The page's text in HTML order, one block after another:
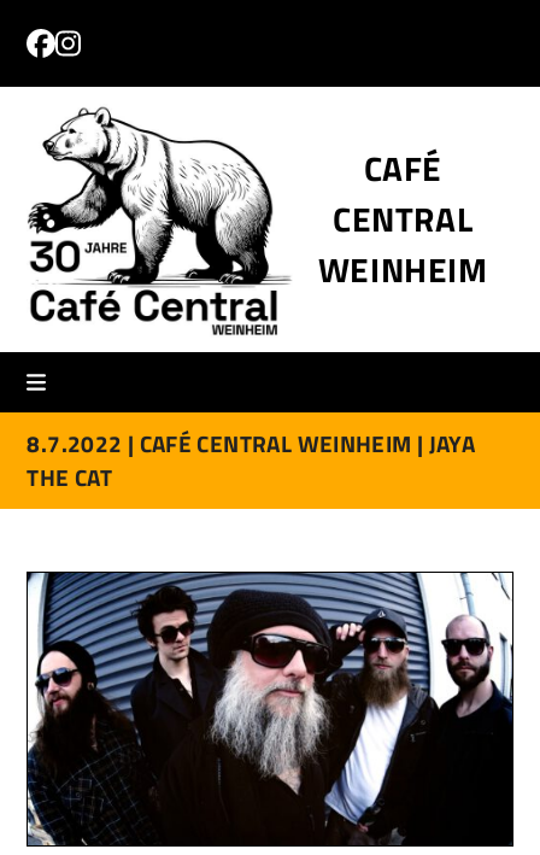
content
Facebook
Instagram
CAFÉ
CENTRAL
WEINHEIM
8.7.2022 | CAFÉ CENTRAL WEINHEIM | JAYA
THE CAT